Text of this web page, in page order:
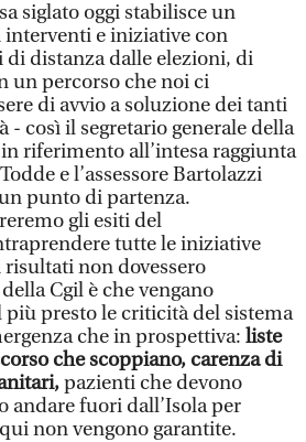
siglato oggi stabilisce un
e iniziative con
di distanza dalle elezioni, di
un percorso che noi ci
di avvio a soluzione dei tanti
- così il segretario generale della
in riferimento all’intesa raggiunta
e l’assessore Bartolazzi
punto di partenza.
gli esiti del
tutte le iniziative
non dovessero
Cgil è che vengano
più presto le criticità del sistema
che in prospettiva: liste
che scoppiano, carenza di
pazienti che devono
andare fuori dall’Isola per
non vengono garantite.